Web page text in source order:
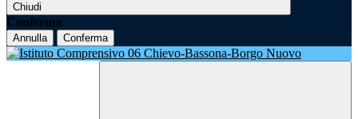
Chiudi
Conferma
Annulla Conferma